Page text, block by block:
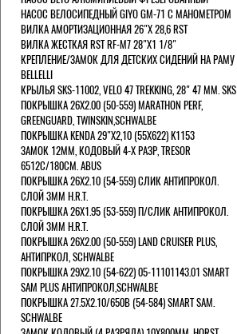
НАСОС ВЕЛОСИПЕДНЫЙ GIYO GM-71 С МАНОМЕТРОМ
ВИЛКА АМОРТИЗАЦИОННАЯ 26"Х 28,6 RST
ВИЛКА ЖЕСТКАЯ RST RF-M7 28"Х1 1/8"
КРЕПЛЕНИЕ/ЗАМОК ДЛЯ ДЕТСКИХ СИДЕНИЙ НА РАМУ
BELLELLI
КРЫЛЬЯ SKS-11002, VELO 47 TREKKING, 28" 47 ММ. SKS
ПОКРЫШКА 26X2.00 (50-559) MARATHON PERF,
GREENGUARD, TWINSKIN,SCHWALBE
ПОКРЫШКА KENDA 29"Х2,10 (55X622) K1153
ЗАМОК 12ММ, КОДОВЫЙ 4-Х РАЗР, TRESOR
6512C/180СМ. ABUS
ПОКРЫШКА 26X2.10 (54-559) СЛИК АНТИПРОКОЛ.
СЛОЙ 3ММ H.R.T.
ПОКРЫШКА 26X1.95 (53-559) П/СЛИК АНТИПРОКОЛ.
СЛОЙ 3ММ H.R.T.
ПОКРЫШКА 26X2.00 (50-559) LAND CRUISER PLUS,
АНТИПРКОЛ, SCHWALBE
ПОКРЫШКА 29X2.10 (54-622) 05-11101143.01 SMART
SAM PLUS АНТИПРОКОЛ,SCHWALBE
ПОКРЫШКА 27.5X2.10/650B (54-584) SMART SAM.
SCHWALBE